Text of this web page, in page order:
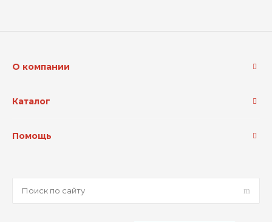
О компании
Каталог
Помощь